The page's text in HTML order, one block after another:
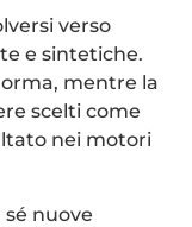
verso
e sintetiche.
mentre la
scelti come
nei motori
nuove